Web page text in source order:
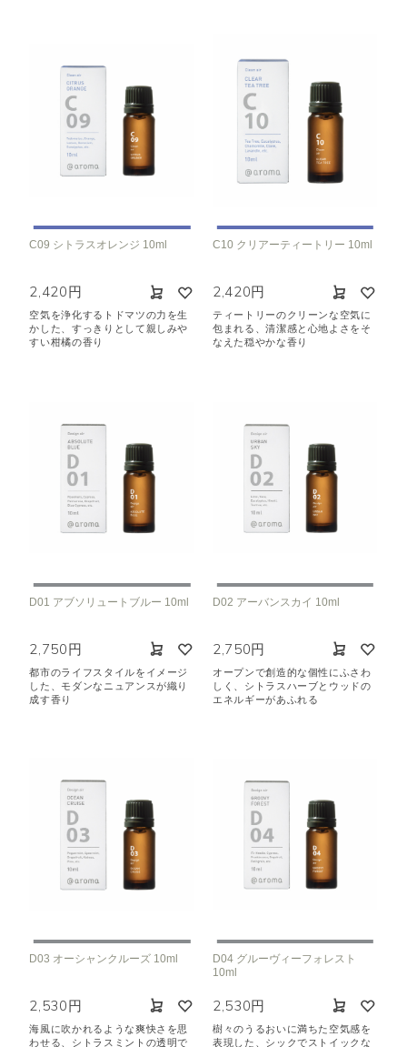
C09 シトラスオレンジ 10ml
2,420円
空気を浄化するトドマツの力を生
かした、すっきりとして親しみや
すい柑橘の香り
C10 クリアーティートリー 10ml
2,420円
ティートリーのクリーンな空気に
包まれる、清潔感と心地よさをそ
なえた穏やかな香り
D01 アブソリュートブルー 10ml
2,750円
都市のライフスタイルをイメージ
した、モダンなニュアンスが織り
成す香り
D02 アーバンスカイ 10ml
2,750円
オープンで創造的な個性にふさわ
しく、シトラスハーブとウッドの
エネルギーがあふれる
D03 オーシャンクルーズ 10ml
2,530円
海風に吹かれるような爽快さを思
わせる、シトラスミントの透明で
D04 グルーヴィーフォレスト
10ml
2,530円
樹々のうるおいに満ちた空気感を
表現した、シックでストイックな